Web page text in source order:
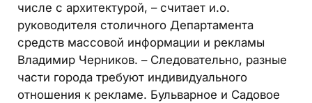
числе с архитектурой, – считает и.о.
руководителя столичного Департамента
средств массовой информации и рекламы
Владимир Черников. – Следовательно, разные
части города требуют индивидуального
отношения к рекламе. Бульварное и Садовое